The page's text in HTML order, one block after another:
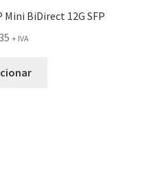
BiDirect 12G SFP
+ IVA